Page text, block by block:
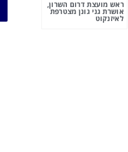
ראש מועצת דרום השרון,
אושרת גני גונן מצטרפת
לאיזנקוט